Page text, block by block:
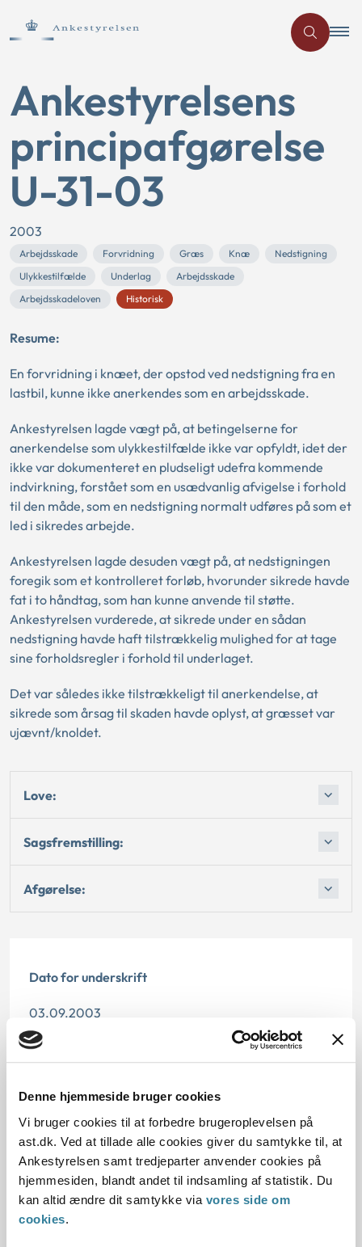
Denne hjemmeside bruger cookies
Vi bruger cookies til at forbedre brugeroplevelsen på
ast.dk. Ved at tillade alle cookies giver du samtykke til, at
Ankestyrelsen samt tredjeparter anvender cookies på
hjemmesiden, blandt andet til indsamling af statistik. Du
kan altid ændre dit samtykke via vores side om
cookies.
Ankestyrelsens
principafgørelse
U-31-03
2003
Arbejdsskade Forvridning Græs Knæ
Nedstigning
Ulykkestilfælde
Underlag
Arbejdsskade
Arbejdsskadeloven
Historisk
Resume:
En forvridning i knæet, der opstod ved nedstigning fra en
lastbil, kunne ikke anerkendes som en arbejdsskade.
Ankestyrelsen lagde vægt på, at betingelserne for
anerkendelse som ulykkestilfælde ikke var opfyldt, idet der
ikke var dokumenteret en pludseligt udefra kommende
indvirkning, forstået som en usædvanlig afvigelse i forhold
til den måde, som en nedstigning normalt udføres på som et
led i sikredes arbejde.
Ankestyrelsen lagde desuden vægt på, at nedstigningen
foregik som et kontrolleret forløb, hvorunder sikrede havde
fat i to håndtag, som han kunne anvende til støtte.
Ankestyrelsen vurderede, at sikrede under en sådan
nedstigning havde haft tilstrækkelig mulighed for at tage
sine forholdsregler i forhold til underlaget.
Det var således ikke tilstrækkeligt til anerkendelse, at
sikrede som årsag til skaden havde oplyst, at græsset var
ujævnt/knoldet.
Love:
Sagsfremstilling:
Afgørelse:
Dato for underskrift
03.09.2003
Offentliggørelsesdato
Denne principafgørelse er kasseret den 1. maj 2019,
da den ikke længere har vejledningsværdi.
Paragraf